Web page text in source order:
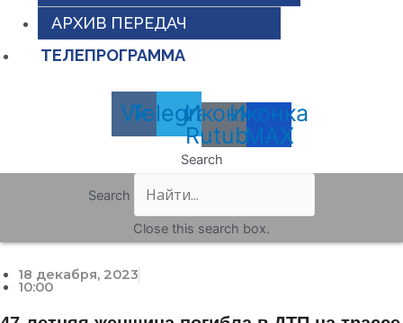
АРХИВ ПЕРЕДАЧ
ТЕЛЕПРОГРАММА
Vk
Telegram
Иконка
Rutube
Иконка
MAX
Search
Search
Close this search box.
18 декабря, 2023
10:00